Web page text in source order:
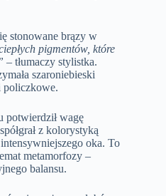
stonowane brązy w
pigmentów, które
– tłumaczy stylistka.
szaroniebieski
policzkowe.
potwierdził wagę
z kolorystyką
oka. To
metamorfozy –
balansu.